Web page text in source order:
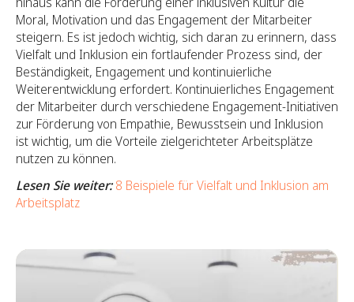
Moral, Motivation und das Engagement der Mitarbeiter
steigern. Es ist jedoch wichtig, sich daran zu erinnern, dass
Vielfalt und Inklusion ein fortlaufender Prozess sind, der
Beständigkeit, Engagement und kontinuierliche
Weiterentwicklung erfordert. Kontinuierliches Engagement
der Mitarbeiter durch verschiedene Engagement-Initiativen
zur Förderung von Empathie, Bewusstsein und Inklusion
ist wichtig, um die Vorteile zielgerichteter Arbeitsplätze
nutzen zu können.
Lesen Sie weiter:8 Beispiele für Vielfalt und Inklusion am
Arbeitsplatz